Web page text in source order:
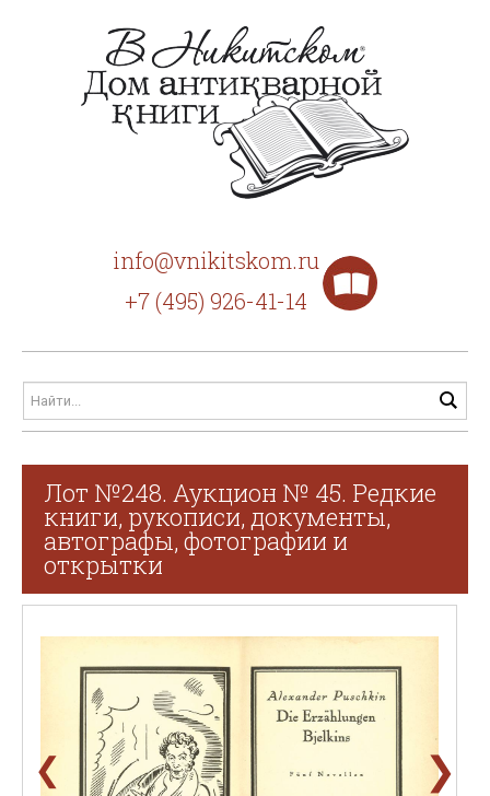
info@vnikitskom.ru
+7 (495) 926-41-14
Лот №248. Аукцион № 45. Редкие
книги, рукописи, документы,
автографы, фотографии и
открытки
❮ ❯